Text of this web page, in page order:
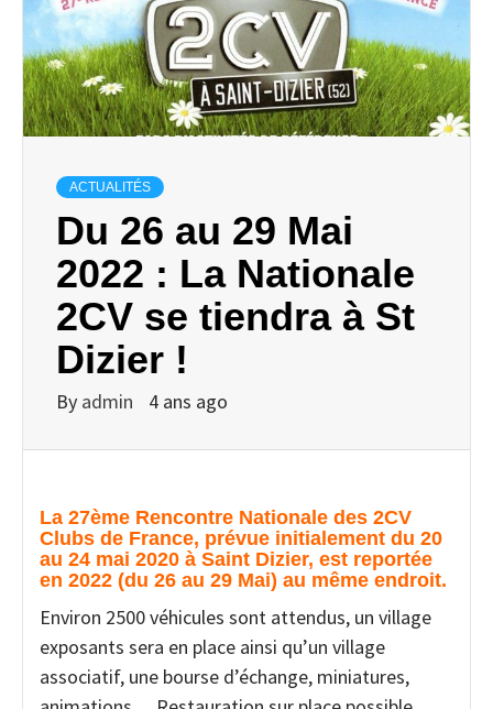
ACTUALITÉS
Du 26 au 29 Mai
2022 : La Nationale
2CV se tiendra à St
Dizier !
By admin 4 ans ago
La 27ème Rencontre Nationale des 2CV
Clubs de France, prévue initialement du 20
au 24 mai 2020 à Saint Dizier, est reportée
en 2022 (du 26 au 29 Mai) au même endroit.
Environ 2500 véhicules sont attendus, un village
exposants sera en place ainsi qu’un village
associatif, une bourse d’échange, miniatures,